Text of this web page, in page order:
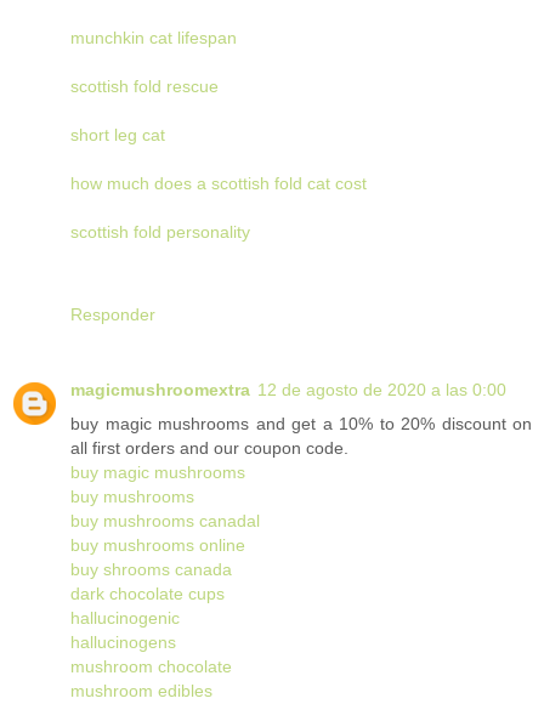
munchkin cat lifespan
scottish fold rescue
short leg cat
how much does a scottish fold cat cost
scottish fold personality
Responder
magicmushroomextra 12 de agosto de 2020 a las 0:00
buy magic mushrooms and get a 10% to 20% discount on
all first orders and our coupon code.
buy magic mushrooms
buy mushrooms
buy mushrooms canadal
buy mushrooms online
buy shrooms canada
dark chocolate cups
hallucinogenic
hallucinogens
mushroom chocolate
mushroom edibles